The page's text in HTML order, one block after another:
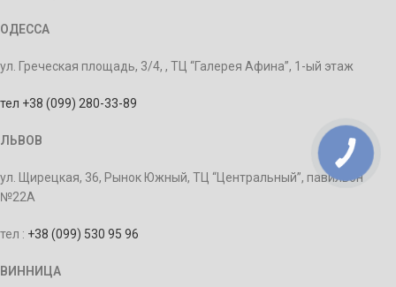
ОДЕССА
ул. Греческая площадь, 3/4, , ТЦ “Галерея Афина”, 1-ый этаж
тел +38 (099) 280-33-89
ЛЬВОВ
ул. Щирецкая, 36, Рынок Южный, ТЦ “Центральный”, павильон
№22А
тел : +38 (099) 530 95 96
ВИННИЦА
КНОПКА
ЗВ'ЯЗКУ